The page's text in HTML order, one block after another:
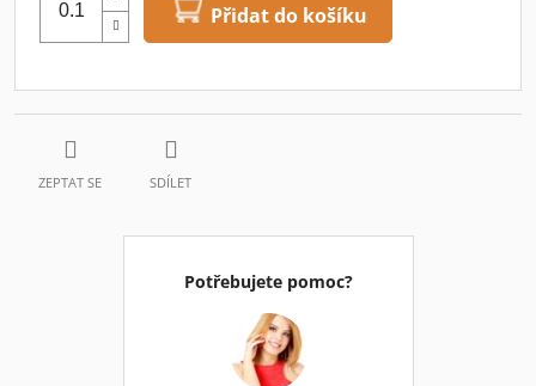
Přidat do košíku
ZEPTAT SE SDÍLET
Potřebujete pomoc?